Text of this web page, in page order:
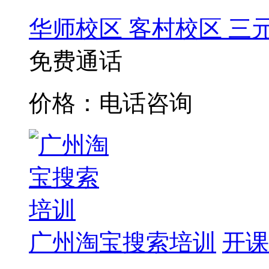
华师校区 客村校区 三
免费通话
价格：电话咨询
广州淘宝搜索培训 开